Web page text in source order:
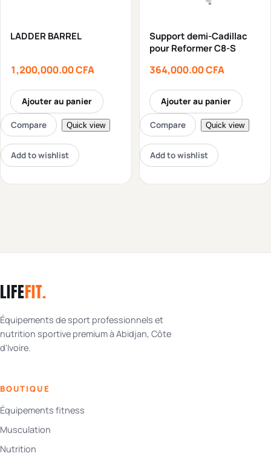
LADDER BARREL
1,200,000.00CFA
Ajouter au panier
Compare Quick view
Add to wishlist
Support demi-Cadillac
pour Reformer C8-S
364,000.00CFA
Ajouter au panier
Compare Quick view
Add to wishlist
LIFEFIT.
Équipements de sport professionnels et
nutrition sportive premium à Abidjan, Côte
d'Ivoire.
BOUTIQUE
Équipements fitness
Musculation
Nutrition